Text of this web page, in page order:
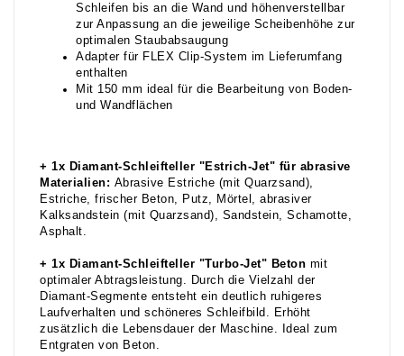
Schleifen bis an die Wand und höhenverstellbar
zur Anpassung an die jeweilige Scheibenhöhe zur
optimalen Staubabsaugung
Adapter für FLEX Clip-System im Lieferumfang
enthalten
Mit 150 mm ideal für die Bearbeitung von Boden-
und Wandflächen
+ 1x Diamant-Schleifteller "Estrich-Jet" für abrasive
Materialien: Abrasive Estriche (mit Quarzsand),
Estriche, frischer Beton, Putz, Mörtel, abrasiver
Kalksandstein (mit Quarzsand), Sandstein, Schamotte,
Asphalt.
+ 1x Diamant-Schleifteller "Turbo-Jet" Beton mit
optimaler Abtragsleistung. Durch die Vielzahl der
Diamant-Segmente entsteht ein deutlich ruhigeres
Laufverhalten und schöneres Schleifbild. Erhöht
zusätzlich die Lebensdauer der Maschine. Ideal zum
Entgraten von Beton.